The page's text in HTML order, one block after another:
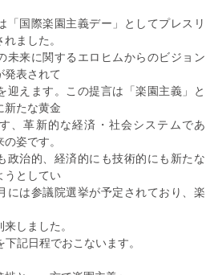
「国際楽園主義デー」としてプレスリ
ました。
未来に関するエロヒムからのビジョン
発表されて
迎えます。この提言は「楽園主義」と
新たな黄金
、革新的な経済・社会システムであ
姿です。
政治的、経済的にも技術的にも新たな
うとしてい
には参議院選挙が予定されており、楽
しました。
記日程でおこないます。